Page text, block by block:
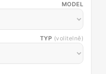
MODEL
TYP (volitelně)